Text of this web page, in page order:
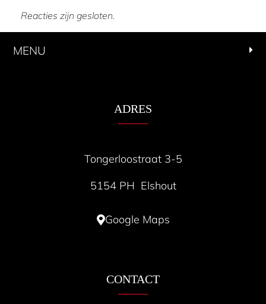
Reacties zijn gesloten.
MENU
ADRES
Tongerloostraat 3-5
5154 PH Elshout
Google Maps
CONTACT